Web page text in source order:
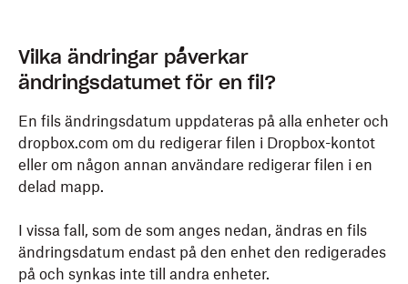
Tryck på Filer.
Vilka ändringar påverkar
ändringsdatumet för en fil?
En fils ändringsdatum uppdateras på alla enheter och
dropbox.com om du redigerar filen i Dropbox-kontot
eller om någon annan användare redigerar filen i en
delad mapp.
I vissa fall, som de som anges nedan, ändras en fils
ändringsdatum endast på den enhet den redigerades
på och synkas inte till andra enheter.